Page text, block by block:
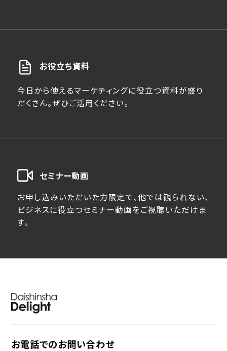
お役立ち資料
今日から使えるマーケティングに役立つ資料が盛り
だくさん。ぜひご活用ください。
セミナー動画
お申し込みいただいた方限定で、他では観られない、
ビジネスに役立つセミナー動画をご視聴いただけま
す。
お電話でのお問い合わせ